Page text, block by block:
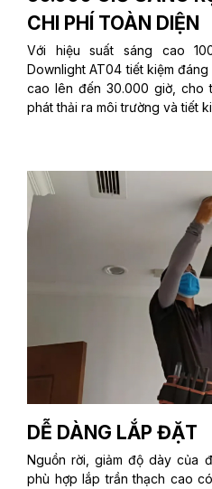
CHI PHÍ TOÀN DIỆN
Với hiệu suất sáng cao
Downlight AT04 tiết kiệm
cao lên đến 30.000 giờ, cho
phát thải ra môi trường và tiết
DỄ DÀNG LẮP ĐẶT
Nguồn rời, giảm độ dày của
phù hợp lắp trần thạch cao